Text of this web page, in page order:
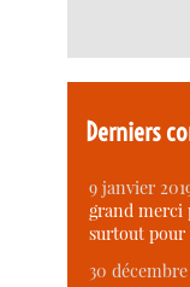
Derniers
9 janvier
grand merci
surtout
30